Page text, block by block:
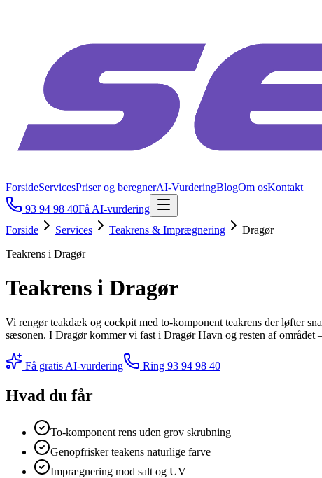
ForsideServicesPriser og beregnerAI-VurderingBlogOm osKontakt
93 94 98 40Få AI-vurdering
Forside
Services Teakrens & Imprægnering
Dragør
Teakrens i Dragør
Teakrens i Dragør
Vi rengør teakdæk og cockpit med to-komponent teakrens der løfter
sæsonen. I Dragør kommer vi fast i Dragør Havn og resten af
Få gratis AI-vurdering Ring 93 94 98 40
Hvad du får
To-komponent rens uden grov skrubning
Genopfrisker teakens naturlige farve
Imprægnering mod salt og UV